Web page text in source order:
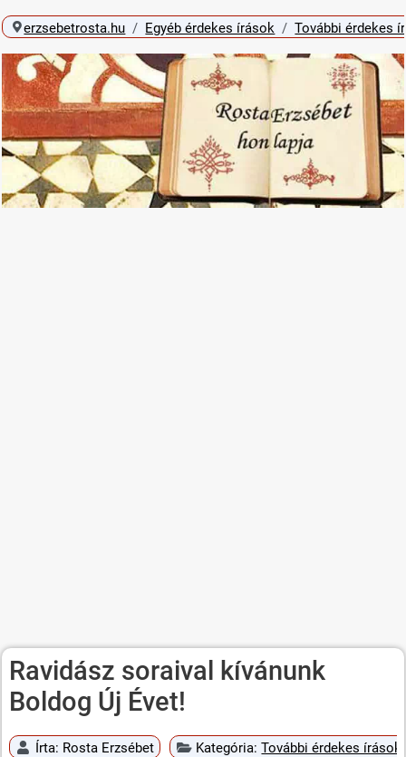
erzsebetrosta.hu Egyéb érdekes írások További érdekes
Ravidász soraival kívánunk
Boldog Új Évet!
Írta: Rosta Erzsébet Kategória:További érdekes írások